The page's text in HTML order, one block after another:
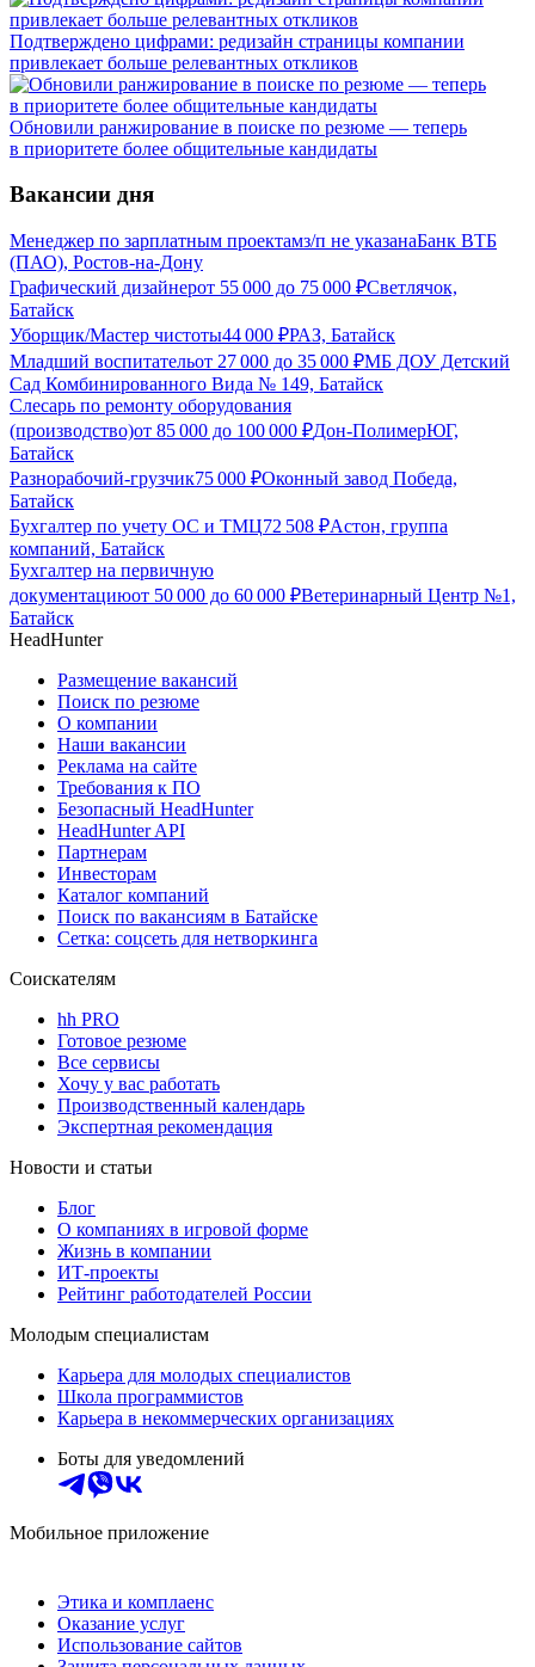
Подтверждено цифрами: редизайн страницы компании
привлекает больше релевантных откликов
Обновили ранжирование в поиске по резюме — теперь
в приоритете более общительные кандидаты
Вакансии дня
Менеджер по зарплатным проектамз/п не указанаБанк ВТБ
(ПАО), Ростов-на-Дону
Графический дизайнерот 55 000 до 75 000 ₽Светлячок,
Батайск
Уборщик/Мастер чистоты44 000 ₽РАЗ, Батайск
Младший воспитательот 27 000 до 35 000 ₽МБ ДОУ Детский
Сад Комбинированного Вида № 149, Батайск
Слесарь по ремонту оборудования
(производство)от 85 000 до 100 000 ₽Дон-ПолимерЮГ,
Батайск
Разнорабочий-грузчик75 000 ₽Оконный завод Победа,
Батайск
Бухгалтер по учету ОС и ТМЦ72 508 ₽Астон, группа
компаний, Батайск
Бухгалтер на первичную
документациюот 50 000 до 60 000 ₽Ветеринарный Центр №1,
Батайск
HeadHunter
Размещение вакансий
Поиск по резюме
О компании
Наши вакансии
Реклама на сайте
Требования к ПО
Безопасный HeadHunter
HeadHunter API
Партнерам
Инвесторам
Каталог компаний
Поиск по вакансиям в Батайске
Сетка: соцсеть для нетворкинга
Соискателям
hh PRO
Готовое резюме
Все сервисы
Хочу у вас работать
Производственный календарь
Экспертная рекомендация
Новости и статьи
Блог
О компаниях в игровой форме
Жизнь в компании
ИТ-проекты
Рейтинг работодателей России
Молодым специалистам
Карьера для молодых специалистов
Школа программистов
Карьера в некоммерческих организациях
Боты для уведомлений
Мобильное приложение
Этика и комплаенс
Оказание услуг
Использование сайтов